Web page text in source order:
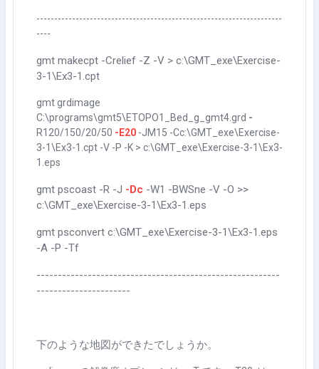
---------------------------------------------------------------------
----
gmt makecpt -Crelief -Z -V > c:\GMT_exe\Exercise-
3-1\Ex3-1.cpt
gmt grdimage
C:\programs\gmt5\ETOPO1_Bed_g_gmt4.grd -
R120/150/20/50 -E20 -JM15 -Cc:\GMT_exe\Exercise-
3-1\Ex3-1.cpt -V -P -K > c:\GMT_exe\Exercise-3-1\Ex3-
1.eps
gmt pscoast -R -J -Dc -W1 -BWSne -V -O >>
c:\GMT_exe\Exercise-3-1\Ex3-1.eps
gmt psconvert c:\GMT_exe\Exercise-3-1\Ex3-1.eps
-A -P -Tf
---------------------------------------------------------
----------------------
下のような地図ができたでしょうか。